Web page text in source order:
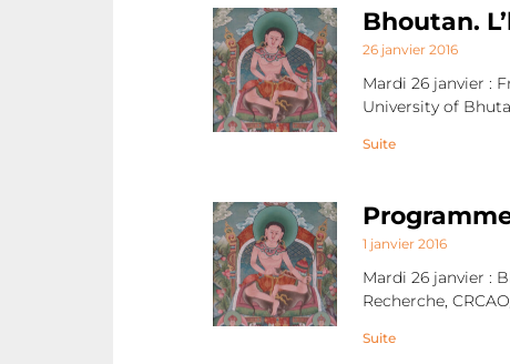
Bhoutan.
26 janvier 2016
Mardi 26 janvier :
University of
Suite
1 janvier 2016
Mardi 26 janvier :
Recherche,
Suite